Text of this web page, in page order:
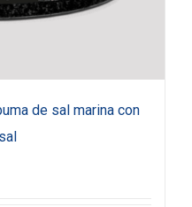
de sal marina con